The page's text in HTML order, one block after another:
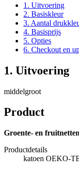
1. Uitvoering
2. Basiskleur
3. Aantal
4. Basisprijs
5. Opties
6. Checkout en
1. Uitvoering
middelgroot
Product
Groente- en
Productdetails
katoen OEKO-